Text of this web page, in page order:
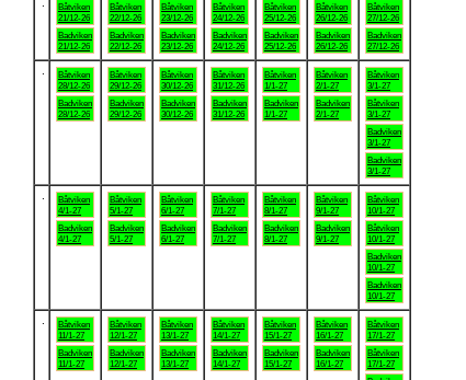
Båtviken
21/12-26
Badviken
21/12-26
Båtviken
22/12-26
Badviken
22/12-26
Båtviken
23/12-26
Badviken
23/12-26
Båtviken
24/12-26
Badviken
24/12-26
Båtviken
25/12-26
Badviken
25/12-26
Båtviken
26/12-26
Badviken
26/12-26
Båtviken
27/12-26
Badviken
27/12-26
Båtviken
28/12-26
Badviken
28/12-26
Båtviken
29/12-26
Badviken
29/12-26
Båtviken
30/12-26
Badviken
30/12-26
Båtviken
31/12-26
Badviken
31/12-26
Båtviken
1/1-27
Badviken
1/1-27
Båtviken
2/1-27
Badviken
2/1-27
Båtviken
3/1-27
Båtviken
3/1-27
Badviken
3/1-27
Badviken
3/1-27
Båtviken
4/1-27
Badviken
4/1-27
Båtviken
5/1-27
Badviken
5/1-27
Båtviken
6/1-27
Badviken
6/1-27
Båtviken
7/1-27
Badviken
7/1-27
Båtviken
8/1-27
Badviken
8/1-27
Båtviken
9/1-27
Badviken
9/1-27
Båtviken
10/1-27
Båtviken
10/1-27
Badviken
10/1-27
Badviken
10/1-27
Båtviken
11/1-27
Badviken
11/1-27
Båtviken
12/1-27
Badviken
12/1-27
Båtviken
13/1-27
Badviken
13/1-27
Båtviken
14/1-27
Badviken
14/1-27
Båtviken
15/1-27
Badviken
15/1-27
Båtviken
16/1-27
Badviken
16/1-27
Båtviken
17/1-27
Båtviken
17/1-27